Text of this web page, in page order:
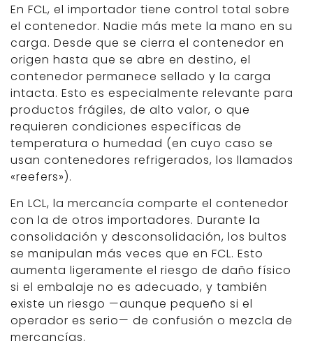
En FCL, el importador tiene control total sobre
el contenedor. Nadie más mete la mano en su
carga. Desde que se cierra el contenedor en
origen hasta que se abre en destino, el
contenedor permanece sellado y la carga
intacta. Esto es especialmente relevante para
productos frágiles, de alto valor, o que
requieren condiciones específicas de
temperatura o humedad (en cuyo caso se
usan contenedores refrigerados, los llamados
«reefers»).
En LCL, la mercancía comparte el contenedor
con la de otros importadores. Durante la
consolidación y desconsolidación, los bultos
se manipulan más veces que en FCL. Esto
aumenta ligeramente el riesgo de daño físico
si el embalaje no es adecuado, y también
existe un riesgo —aunque pequeño si el
operador es serio— de confusión o mezcla de
mercancías.